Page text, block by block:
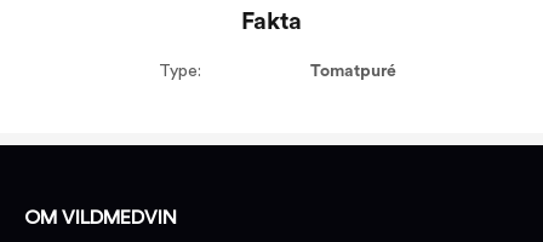
Fakta
Type: Tomatpuré
OM VILDMEDVIN